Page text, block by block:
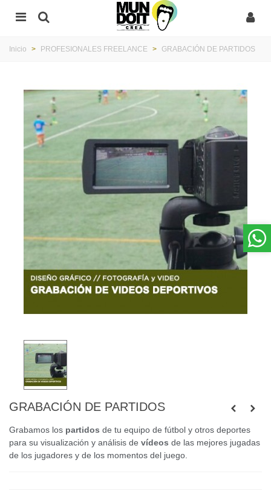
Inicio > PROFESIONALES FREELANCE > GRABACIÓN DE PARTIDOS
GRABACIÓN DE PARTIDOS
Grabamos los partidos de tu equipo de fútbol y otros deportes
para su visualización y análisis de vídeos de las mejores jugadas
de los jugadores y de los momentos del juego.